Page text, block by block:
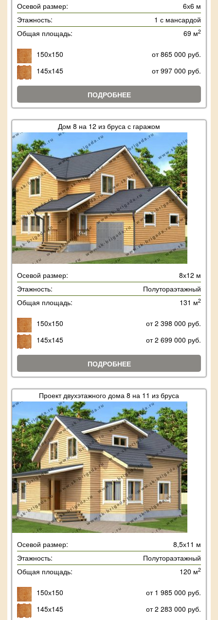
Осевой размер:
6х6 м
Этажность:
1 с мансардой
Общая площадь:
69 м2
150х150
от 865 000 руб.
145х145
от 997 000 руб.
ПОДРОБНЕЕ
Дом 8 на 12 из бруса с гаражом
Осевой размер:
8х12 м
Этажность:
Полутораэтажный
Общая площадь:
131 м2
150х150
от 2 398 000 руб.
145х145
от 2 699 000 руб.
ПОДРОБНЕЕ
Проект двухэтажного дома 8 на 11 из бруса
Осевой размер:
8,5х11 м
Этажность:
Полутораэтажный
Общая площадь:
120 м2
150х150
от 1 985 000 руб.
145х145
от 2 283 000 руб.